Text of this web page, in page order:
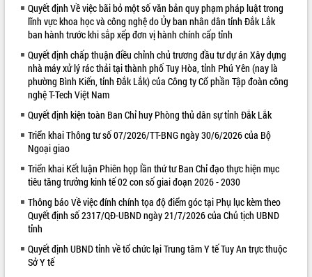
Khám bệnh, cấp phát thuốc miễn phí
và tặng quà người dân xã Cư Pui
Hội nghị UBND tỉnh Đắk Lắk thường kỳ
tháng 7/2026
Lễ truy tặng danh hiệu “Bà Mẹ Việt
Nam Anh hùng” và trao Huân chương
Lao động
UBND tỉnh Đắk Lắk triển khai nhiệm
vụ 6 tháng cuối năm 2026
Kỳ họp thứ Hai, Hội đồng nhân dân
tỉnh khóa XI quyết nghị nhiều nội dung
quan trọng
Bí thư Tỉnh ủy Lương Nguyễn Minh
Triết thăm, tặng quà người có công với
cách mạng
Rà soát, hoàn thiện hệ thống thiết chế
văn hóa, thể thao đáp ứng yêu cầu
phát triển mới
ALBUM ẢNH
LIÊN KẾT WEB
Quyết định Về việc bãi bỏ một số văn bản quy phạm pháp luật trong
lĩnh vực khoa học và công nghệ do Ủy ban nhân dân tỉnh Đắk Lắk
ban hành trước khi sắp xếp đơn vị hành chính cấp tỉnh
Quyết định chấp thuận điều chỉnh chủ trương đầu tư dự án Xây dựng
nhà máy xử lý rác thải tại thành phố Tuy Hòa, tỉnh Phú Yên (nay là
phường Bình Kiến, tỉnh Đắk Lắk) của Công ty Cổ phần Tập đoàn công
nghệ T-Tech Việt Nam
Quyết định kiện toàn Ban Chỉ huy Phòng thủ dân sự tỉnh Đắk Lắk
Triển khai Thông tư số 07/2026/TT-BNG ngày 30/6/2026 của Bộ
Ngoại giao
Triển khai Kết luận Phiên họp lần thứ tư Ban Chỉ đạo thực hiện mục
tiêu tăng trưởng kinh tế 02 con số giai đoạn 2026 - 2030
Thông báo Về việc đính chính tọa độ điểm góc tại Phụ lục kèm theo
Quyết định số 2317/QĐ-UBND ngày 21/7/2026 của Chủ tịch UBND
tỉnh
Quyết định UBND tỉnh về tổ chức lại Trung tâm Y tế Tuy An trực thuộc
Sở Y tế